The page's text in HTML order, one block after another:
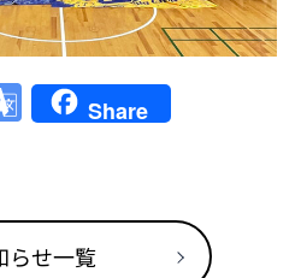
Google
Translate
Share
らせ一覧